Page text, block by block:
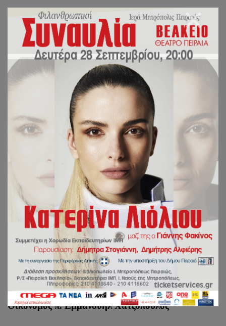
Ιερός Ναός Αγίας
Βαρβάρας Ζανείου
Ευαγγελιστρίας 11,
185 31, Πειραιάς
Τηλέφωνο: 210 41 79 114
Fax: 210 41 79 114
Ιερείς:
Οικονόμος π. Εμμανουήλ Χατζόπουλος